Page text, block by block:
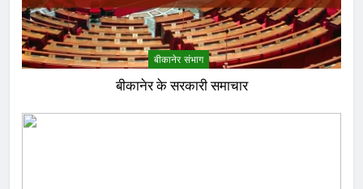
बीकानेर संभाग
बीकानेर के सरकारी समाचार